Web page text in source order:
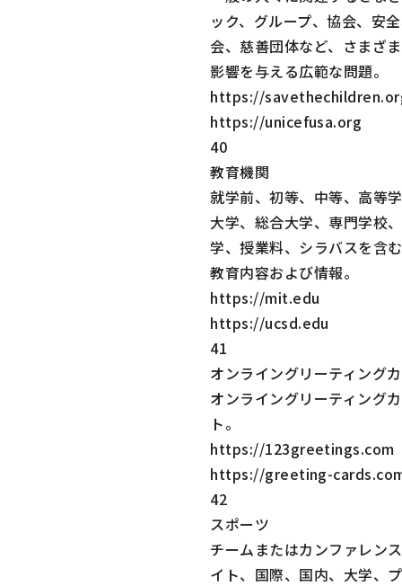
ック、グループ、協会、安
会、慈善団体など、さまざ
影響を与える広範な問題。
https://
https://unicefusa.org
40
教育機関
就学前、初等、中等、高等
大学、総合大学、専門学校
学、授業料、シラバスを含
教育内容および情報。
https://mit.edu
https://ucsd.edu
41
オンライングリーティング
オンライングリーティング
ト。
https://123greetings.com
https://greeting-
42
スポーツ
チームまたはカンファレン
イト、国際、国内、大学、